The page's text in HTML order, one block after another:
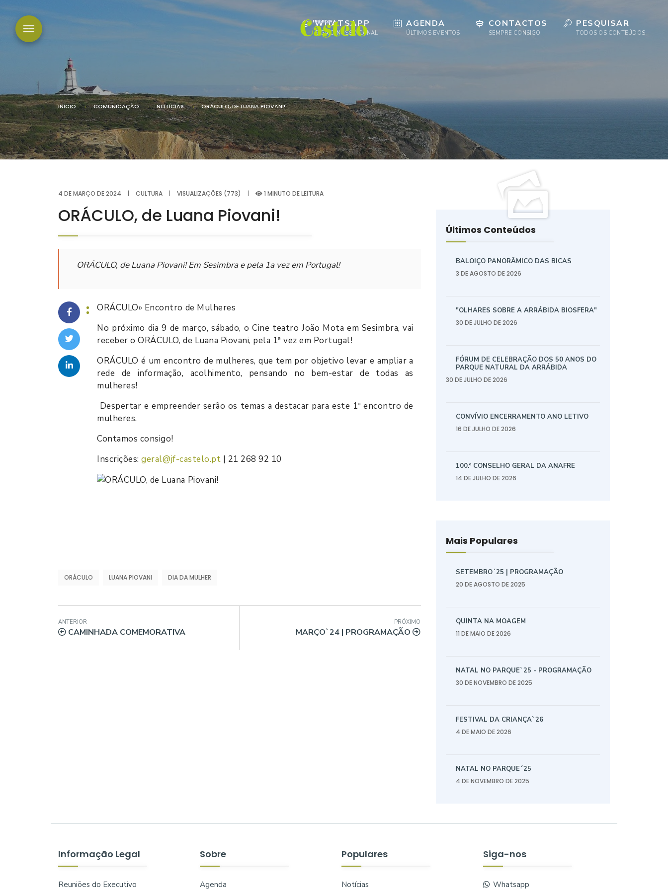
WHATSAPP
SIGA O NOSSO CANAL
AGENDA
ÚLTIMOS EVENTOS
CONTACTOS
SEMPRE CONSIGO
PESQUISAR
TODOS OS CONTEÚDOS
INÍCIO COMUNICAÇÃO NOTÍCIAS ORÁCULO, DE LUANA PIOVANI!
4 DE MARÇO DE 2024 | CULTURA | VISUALIZAÇÕES (773) | 1 MINUTO DE LEITURA
ORÁCULO, de Luana Piovani!
ORÁCULO, de Luana Piovani! Em Sesimbra e pela 1a vez em Portugal!
ORÁCULO» Encontro de Mulheres
No próximo dia 9 de março, sábado, o Cine teatro João Mota em Sesimbra, vai
receber o ORÁCULO, de Luana Piovani, pela 1ª vez em Portugal!
ORÁCULO é um encontro de mulheres, que tem por objetivo levar e ampliar a
rede de informação, acolhimento, pensando no bem-estar de todas as
mulheres!
Despertar e empreender serão os temas a destacar para este 1º encontro de
mulheres.
Contamos consigo!
Inscrições:geral@jf-castelo.pt | 21 268 92 10
ORÁCULO LUANA PIOVANI DIA DA MULHER
ANTERIOR
CAMINHADA COMEMORATIVA
PRÓXIMO
MARÇO`24 | PROGRAMAÇÃO
Últimos Conteúdos
BALOIÇO PANORÂMICO DAS BICAS
3 DE AGOSTO DE 2026
"OLHARES SOBRE A ARRÁBIDA BIOSFERA"
30 DE JULHO DE 2026
FÓRUM DE CELEBRAÇÃO DOS 50 ANOS DO
PARQUE NATURAL DA ARRÁBIDA
30 DE JULHO DE 2026
CONVÍVIO ENCERRAMENTO ANO LETIVO
16 DE JULHO DE 2026
100.º CONSELHO GERAL DA ANAFRE
14 DE JULHO DE 2026
Mais Populares
SETEMBRO´25 | PROGRAMAÇÃO
20 DE AGOSTO DE 2025
QUINTA NA MOAGEM
11 DE MAIO DE 2026
NATAL NO PARQUE`25 - PROGRAMAÇÃO
30 DE NOVEMBRO DE 2025
FESTIVAL DA CRIANÇA`26
4 DE MAIO DE 2026
NATAL NO PARQUE´25
4 DE NOVEMBRO DE 2025
Informação Legal
Reuniões do Executivo
Sobre
Agenda
Populares
Notícias
Siga-nos
Whatsapp